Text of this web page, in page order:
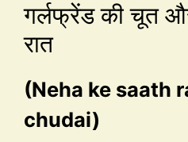
गर्लफ्रेंड की चूत
रात
(Neha ke saath
chudai)